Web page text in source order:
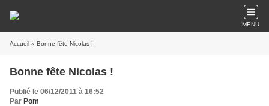
MENU
Accueil » Bonne fête Nicolas !
Bonne fête Nicolas !
Publié le 06/12/2011 à 16:52
Par Pom